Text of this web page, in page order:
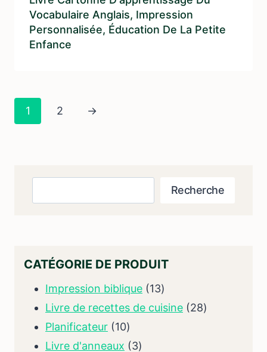
Vocabulaire Anglais, Impression
Personnalisée, Éducation De La Petite
Enfance
1 2 →
Recherche
CATÉGORIE DE PRODUIT
Impression biblique 1313
des
Livre de recettes de cuisine 2828
Planificateur 1010
des
Livre d'anneaux 33